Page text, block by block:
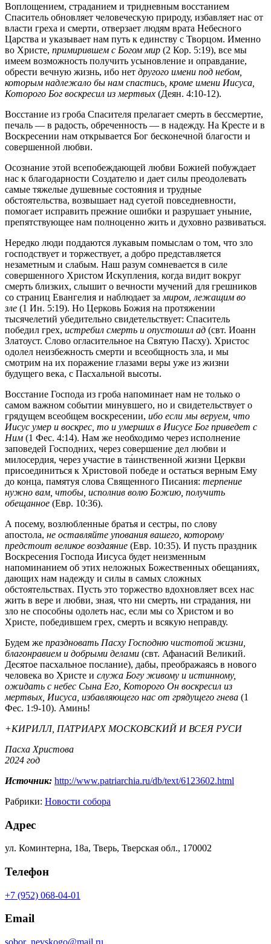
Воплощением, страданием и тридневным восстанием
Спаситель обновляет человеческую природу, избавляет нас от
власти греха и смерти, отверзает людям врата Небесного
Царства и указывает нам путь к единству с Творцом. Именно
во Христе, примирившем с Богом мир (2 Кор. 5:19), все мы
имеем возможность получить усыновление и оправдание,
обрести вечную жизнь, ибо нет другого имени под небом,
которым надлежало бы нам спастись, кроме имени Иисуса,
Которого Бог воскресил из мертвых (Деян. 4:10-12).
Восстание из гроба Спасителя прелагает смерть в бессмертие,
печаль — в радость, обреченность — в надежду. На Кресте и в
Воскресении нам открывается Бог бесконечной благости и
совершенной любви.
Осознание этой всепобеждающей любви Божией побуждает
нас к благодарности Создателю и дает силы преодолевать
самые тяжелые душевные состояния и трудные
обстоятельства, возвышает над суетой повседневности,
помогает исправить прежние ошибки и разрушает уныние,
препятствующее нам полноценно жить и духовно развиваться.
Нередко люди поддаются лукавым помыслам о том, что зло
господствует и торжествует, а добро представляется
незаметным и слабым. Наш разум сомневается в силе
совершенного Христом Искупления, когда видит вокруг
смерть близких, слышит о вечности мучений для грешников
со страниц Евангелия и наблюдает за миром, лежащим во
зле (1 Ин. 5:19). Но Церковь Божия на протяжении
тысячелетий убедительно свидетельствует: Спаситель
победил грех, истребил смерть и опустошил ад (свт. Иоанн
Златоуст. Слово огласительное на Святую Пасху). Христос
одолел неизбежность смерти и всеобщность зла, и мы
смотрим на их поражение глазами веры уже из жизни
будущего века, с Пасхальной высоты.
Восстание Господа из гроба напоминает нам не только о
самом важном событии минувшего, но и свидетельствует о
грядущем всеобщем воскресении, ибо если мы веруем, что
Иисус умер и воскрес, то и умерших в Иисусе Бог приведет с
Ним (1 Фес. 4:14). Нам же необходимо через исполнение
заповедей Господних, через совершение дел любви и
милосердия, через участие в та́инственной жизни Церкви
присоединиться к Христовой победе и остаться верным Ему
до конца, памятуя слова Священного Писания: терпение
нужно вам, чтобы, исполнив волю Божию, получить
обещанное (Евр. 10:36).
А посему, возлюбленные братья и сестры, по слову
апостола, не оставляйте упования вашего, которому
предстоит великое воздаяние (Евр. 10:35). И пусть праздник
Воскресения Господа Иисуса будет неизменным
напоминанием об этих неложных Божественных обещаниях,
дающих нам надежду и силы в самых сложных
обстоятельствах. Пусть это торжество вдохновляет всех нас
жить в вере и любви, зная, что ни смерть, ни страдания, ни
зло не способны одолеть нас, если мы со Христом и во
Христе, победившем грех, смерть и всякую неправду.
Будем же праздновать Пасху Господню чистотой жизни,
благонравием и добрыми делами (свт. Афанасий Великий.
Десятое пасхальное послание), дабы, преображаясь в нового
человека во Христе и служа Богу живому и истинному,
ожидать с небес Сына Его, Которого Он воскресил из
мертвых, Иисуса, избавляющего нас от грядущего гнева (1
Фес. 1:9-10). Аминь!
+КИРИЛЛ, ПАТРИАРХ МОСКОВСКИЙ И ВСЕЯ РУСИ
Пасха Христова
2024 год
Источник: http://www.patriarchia.ru/db/text/6123602.html
Рабрики: Новости собора
Адрес
ул. Коминтерна, 18а, Тверь, Тверская обл., 170002
Телефон
+7 (952) 068-04-01
Email